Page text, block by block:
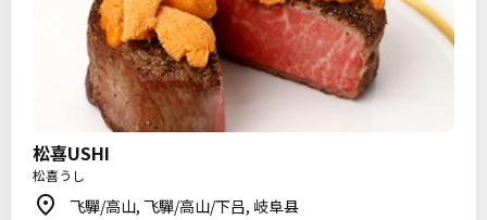
松喜USHI
松喜うし
飞驒/高山, 飞驒/高山/下吕, 岐阜县